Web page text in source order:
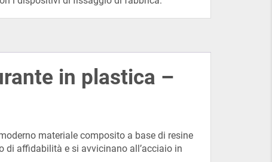
in plastica –
materiale composito a base di resine
di affidabilità e si avvicinano all’acciaio in